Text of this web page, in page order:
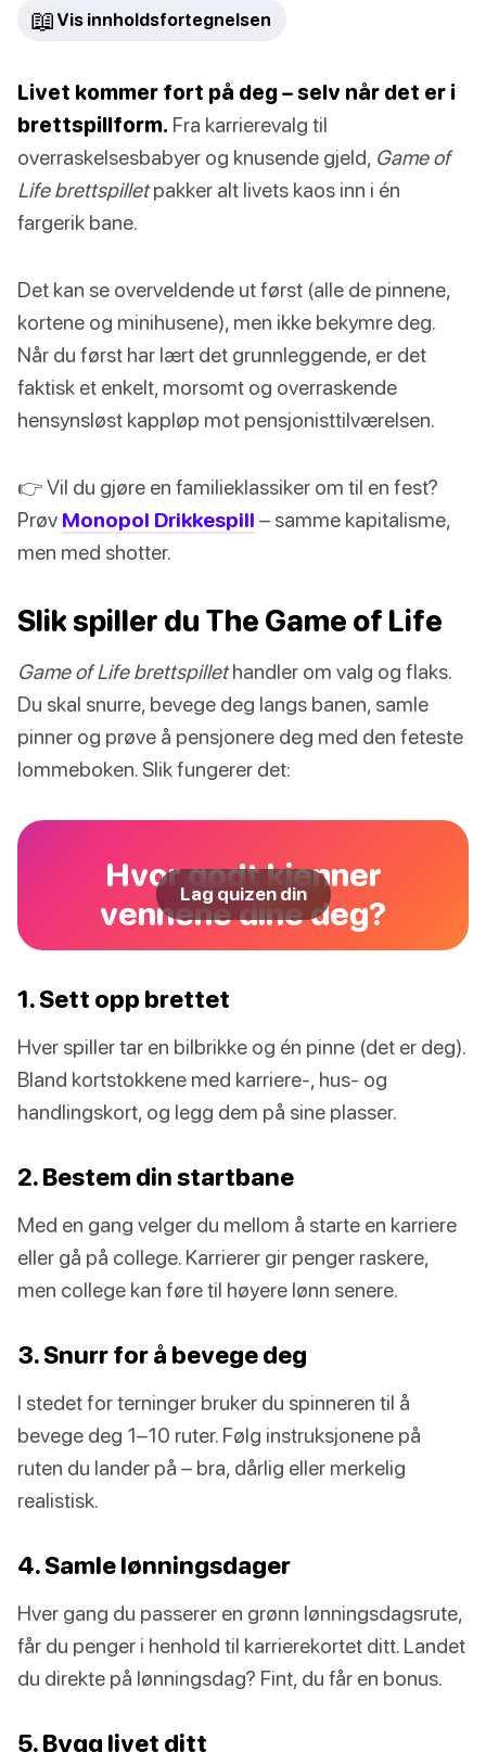
📖 Vis innholdsfortegnelsen
Livet kommer fort på deg – selv når det er i
brettspillform. Fra karrierevalg til
overraskelsesbabyer og knusende gjeld, Game of
Life brettspilletpakker alt livets kaos inn i én
fargerik bane.
Det kan se overveldende ut først (alle de pinnene,
kortene og minihusene), men ikke bekymre deg.
Når du først har lært det grunnleggende, er det
faktisk et enkelt, morsomt og overraskende
hensynsløst kappløp mot pensjonisttilværelsen.
👉 Vil du gjøre en familieklassiker om til en fest?
Prøv Monopol Drikkespill – samme kapitalisme,
men med shotter.
Slik spiller du The Game of Life
Game of Life brettspillethandler om valg og flaks.
Du skal snurre, bevege deg langs banen, samle
pinner og prøve å pensjonere deg med den feteste
lommeboken. Slik fungerer det:
Hvor godt kjenner
vennene dine deg?
Lag quizen din
1. Sett opp brettet
Hver spiller tar en bilbrikke og én pinne (det er deg).
Bland kortstokkene med karriere-, hus- og
handlingskort, og legg dem på sine plasser.
2. Bestem din startbane
Med en gang velger du mellom å starte en karriere
eller gå på college. Karrierer gir penger raskere,
men college kan føre til høyere lønn senere.
3. Snurr for å bevege deg
I stedet for terninger bruker du spinneren til å
bevege deg 1–10 ruter. Følg instruksjonene på
ruten du lander på – bra, dårlig eller merkelig
realistisk.
4. Samle lønningsdager
Hver gang du passerer en grønn lønningsdagsrute,
får du penger i henhold til karrierekortet ditt. Landet
du direkte på lønningsdag? Fint, du får en bonus.
5. Bygg livet ditt